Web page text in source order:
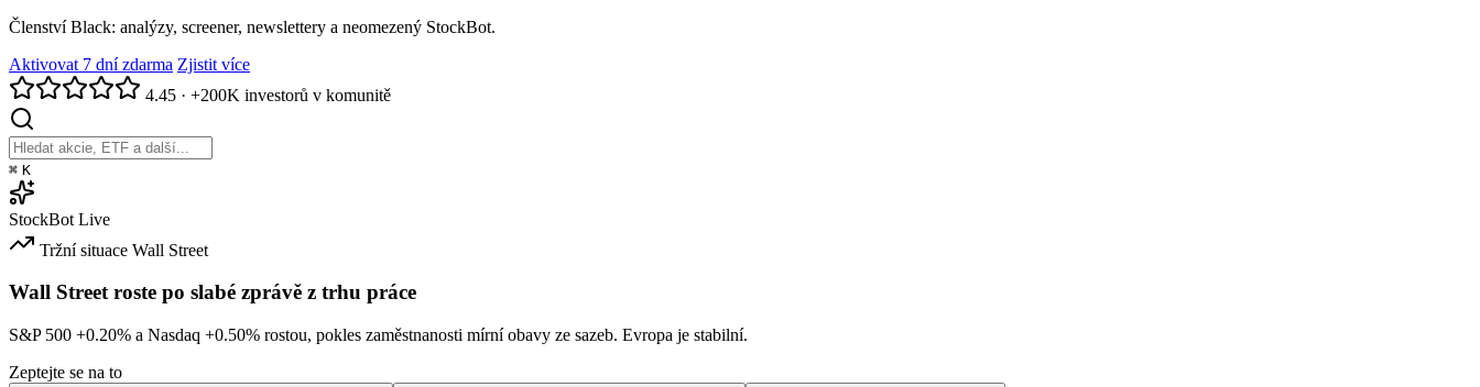
Členství Black: analýzy, screener, newslettery a neomezený StockBot.
Aktivovat 7 dní zdarma Zjistit více
4.45 · +200K investorů v komunitě
⌘ K
StockBot Live
Tržní situace Wall Street
Wall Street roste po slabé zprávě z trhu práce
S&P 500 +0.20% a Nasdaq +0.50% rostou, pokles zaměstnanosti mírní obavy ze sazeb. Evropa je stabilní.
Zeptejte se na to